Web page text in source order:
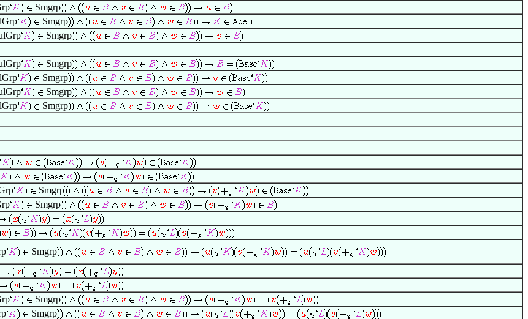
Smgrp
Smgrp
Smgrp
Smgrp
Smgrp
Smgrp
Smgrp
Smgrp
Smgrp
Smgrp
Smgrp
Smgrp